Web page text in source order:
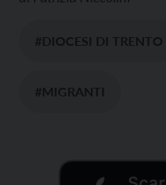
#DIOCESI DI TRENTO
#MIGRANTI